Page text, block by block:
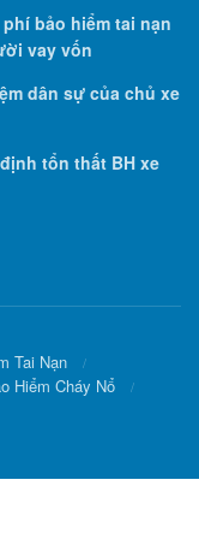
bảo hiểm tai nạn
vay vốn
dân sự của chủ xe
tổn thất BH xe
Tai Nạn
Hiểm Cháy Nổ